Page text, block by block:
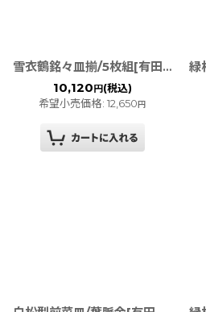
雪衣鶴銘々皿揃/5枚組[有田焼 幸楽窯]
10,120 円(税込)
希望小売価格: 12,650円